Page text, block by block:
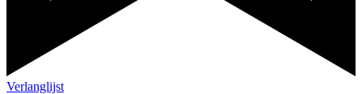
Verlanglijst